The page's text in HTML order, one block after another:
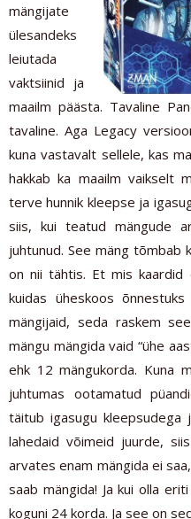
mängijate
ülesandeks
leiutada
vaktsiinid ja
maailm päästa. Tavaline
tavaline. Aga Legacy
kuna vastavalt sellele, kas
hakkab ka maailm vaikselt
terve hunnik kleepse ja
siis, kui teatud mängude
juhtunud. See mäng tõmbab
on nii tähtis. Et mis kaardid
kuidas üheskoos
mängijaid, seda raskem
mängu mängida vaid “ühe
ehk 12 mängukorda. Kuna
juhtumas ootamatud
täitub igasugu kleepsudega
lahedaid võimeid juurde,
arvates enam mängida ei
saab mängida! Ja kui olla
koguni 24 korda. Ja see on